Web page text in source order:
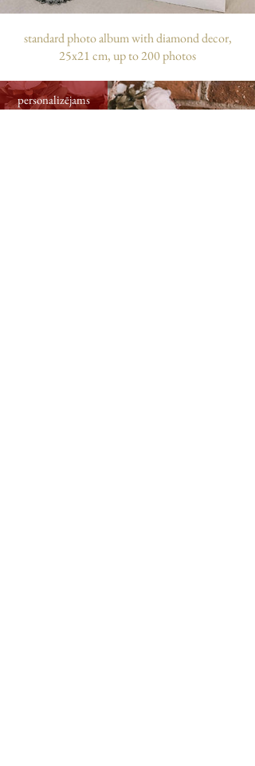
standard photo album with diamond decor,
25x21 cm, up to 200 photos
personalizējams